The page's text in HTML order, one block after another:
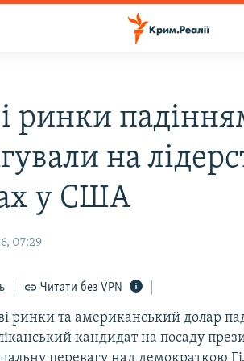
ринки
на
у США
07:29
Читати без VPN
ринки та американський долар
кандидат на посаду